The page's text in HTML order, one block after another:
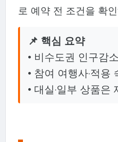
로 예약 전 조건을 확
📌 핵심 요약
• 비수도권 인구감
• 참여 여행사·적용
• 대실·일부 상품은